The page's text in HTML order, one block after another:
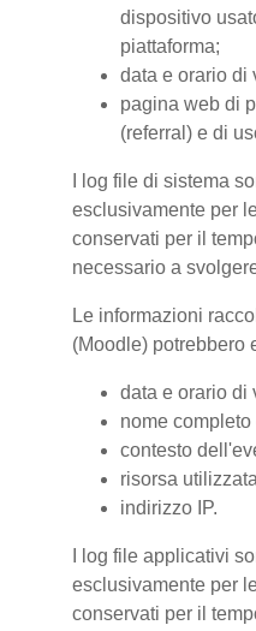
dispositivo
piattaforma;
data e orario di
pagina web di
(referral) e di
I log file di sistema
esclusivamente per
conservati per il
necessario a
Le informazioni
(Moodle) potrebbero
data e orario di
nome
contesto
risorsa
indirizzo IP.
I log file applicativi
esclusivamente per
conservati per il